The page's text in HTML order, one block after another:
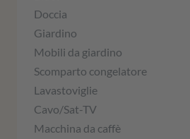
Doccia
Giardino
Mobili da giardino
Scomparto congelatore
Lavastoviglie
Cavo/Sat-TV
Macchina da caffè